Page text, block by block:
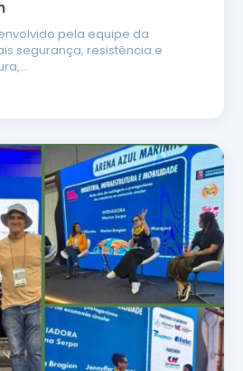
pela equipe da
segurança, resistência e